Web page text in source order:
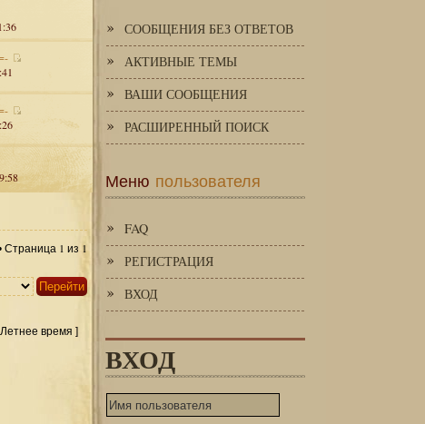
Страница 1 из 1
время ]
СООБЩЕНИЯ БЕЗ ОТВЕТОВ
АКТИВНЫЕ ТЕМЫ
ВАШИ СООБЩЕНИЯ
РАСШИРЕННЫЙ ПОИСК
Меню пользователя
FAQ
РЕГИСТРАЦИЯ
ВХОД
ВХОД